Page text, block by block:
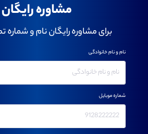
مشاوره رایگان
برای مشاوره رایگان نام و شماره
نام و نام خانوادگی
شماره موبایل